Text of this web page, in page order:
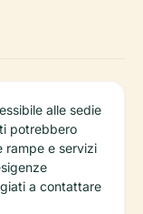
alle sedie
potrebbero
rampe e servizi
a contattare